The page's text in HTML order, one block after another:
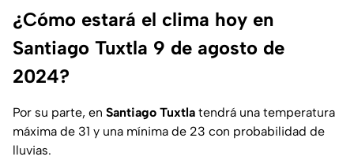
¿Cómo estará el clima hoy en
Santiago Tuxtla 9 de agosto de
2024?
Por su parte, en Santiago Tuxtla tendrá una temperatura
máxima de 31 y una mínima de 23 con probabilidad de
lluvias.